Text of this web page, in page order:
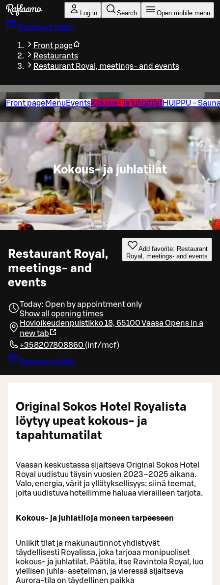
Skip to main content
Log in Search Open mobile menu
Reserve a table
Front page
Restaurants
Restaurant Royal, meetings- and events
Front pageMenu EventsKokous- ja juhlatilatHUIPPU -
Kokous- ja juhlatilat
Restaurant Royal,
meetings- and
events
Add favorite: Restaurant
Royal, meetings- and events
Today: Open by appointment only
Show all opening times
Hovioikeudenpuistikko 18, 65100 Vaasa Opens in a
new tab
+358207808860 (inf/mcf)
Reserve a table
Original Sokos Hotel Royalista
löytyy upeat kokous- ja
tapahtumatilat
Vaasan keskustassa sijaitseva Original Sokos Hotel
Royal uudistuu täysin vuosien 2023–2025 aikana.
Valo, energia, värit ja yllätyksellisyys; siinä teemat,
joita uudistuva hotellimme haluaa vierailleen tarjota.
Kokous- ja juhlatiloja moneen tarpeeseen
Uniikit tilat ja makunautinnot yhdistyvät
täydellisesti Royalissa, joka tarjoaa monipuoliset
kokous- ja juhlatilat. Päätila, itse Ravintola Royal, luo
ylellisen juhla-asetelman, ja vieressä sijaitseva
Aurora-tila on täydellinen paikka